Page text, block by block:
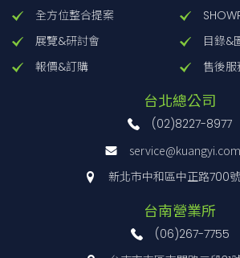
全方位整合提案
展覽&研討會
目錄&
報價&訂購
售後服
台北總公司
(02)8227-8977
新北市中和區中正路700
台南營業所
(06)267-7755